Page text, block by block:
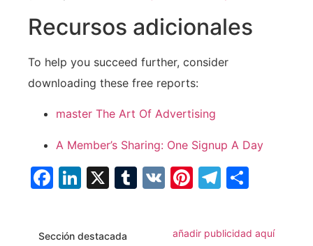
Recursos adicionales
To help you succeed further, consider
downloading these free reports:
master The Art Of Advertising
A⁤ Member’s Sharing: One Signup A Day
Facebook
LinkedIn
X Tumblr
VK Pinterest
Sección destacada añadir publicidad aquí